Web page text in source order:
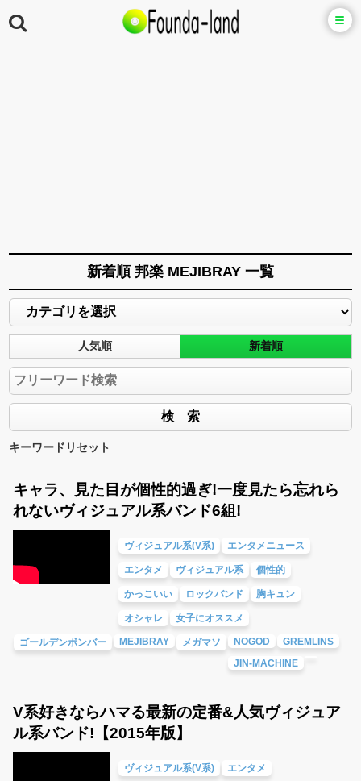
新着順 邦楽 MEJIBRAY 一覧
人気順 新着順
キーワードリセット
キャラ、見た目が個性的過ぎ!一度見たら忘れら
れないヴィジュアル系バンド6組!
ヴィジュアル系(V系) エンタメニュース
エンタメ ヴィジュアル系 個性的
かっこいい ロックバンド 胸キュン
オシャレ 女子にオススメ
ゴールデンボンバー MEJIBRAY メガマソ NOGOD
GREMLINS
JIN-MACHINE
V系好きならハマる最新の定番&人気ヴィジュア
ル系バンド!【2015年版】
ヴィジュアル系(V系) エンタメ